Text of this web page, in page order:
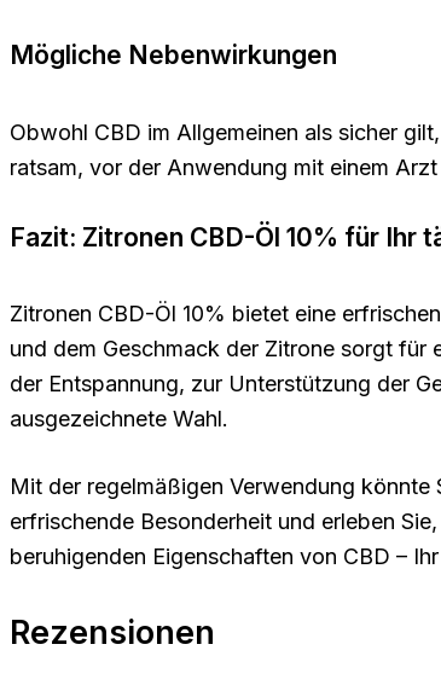
Mögliche Nebenwirkungen
Obwohl CBD im Allgemeinen als sicher
ratsam, vor der Anwendung mit einem
Fazit: Zitronen CBD-Öl 10% für Ihr
Zitronen CBD-Öl 10% bietet eine
und dem Geschmack der Zitrone sorgt für
der Entspannung, zur Unterstützung der
ausgezeichnete Wahl.
Mit der regelmäßigen Verwendung könnte
erfrischende Besonderheit und erleben
beruhigenden Eigenschaften von CBD –
Rezensionen